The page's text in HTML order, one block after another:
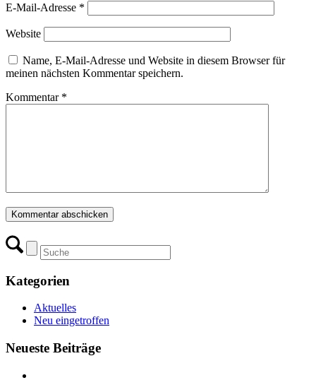
E-Mail-Adresse *
Website
Name, E-Mail-Adresse und Website in diesem Browser für
meinen nächsten Kommentar speichern.
Kommentar *
Kategorien
Aktuelles
Neu eingetroffen
Neueste Beiträge